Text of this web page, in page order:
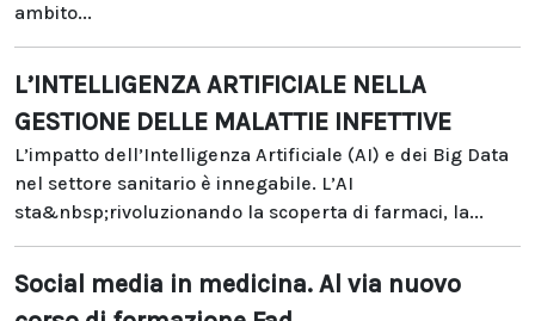
ambito...
L’INTELLIGENZA ARTIFICIALE NELLA
GESTIONE DELLE MALATTIE INFETTIVE
L’impatto dell’Intelligenza Artificiale (AI) e dei Big Data
nel settore sanitario è innegabile. L’AI
sta&nbsp;rivoluzionando la scoperta di farmaci, la...
Social media in medicina. Al via nuovo